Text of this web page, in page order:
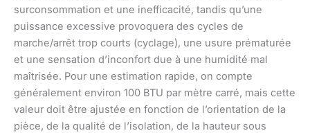
surconsommation et une inefficacité, tandis qu’une
puissance excessive provoquera des cycles de
marche/arrêt trop courts (cyclage), une usure prématurée
et une sensation d’inconfort due à une humidité mal
maîtrisée. Pour une estimation rapide, on compte
généralement environ 100 BTU par mètre carré, mais cette
valeur doit être ajustée en fonction de l’orientation de la
pièce, de la qualité de l’isolation, de la hauteur sous